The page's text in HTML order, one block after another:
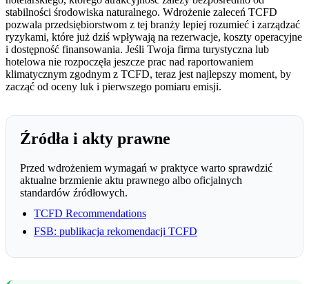
stabilności środowiska naturalnego. Wdrożenie zaleceń TCFD
pozwala przedsiębiorstwom z tej branży lepiej rozumieć i zarządzać
ryzykami, które już dziś wpływają na rezerwacje, koszty operacyjne
i dostępność finansowania. Jeśli Twoja firma turystyczna lub
hotelowa nie rozpoczęła jeszcze prac nad raportowaniem
klimatycznym zgodnym z TCFD, teraz jest najlepszy moment, by
zacząć od oceny luk i pierwszego pomiaru emisji.
Źródła i akty prawne
Przed wdrożeniem wymagań w praktyce warto sprawdzić
aktualne brzmienie aktu prawnego albo oficjalnych
standardów źródłowych.
TCFD Recommendations
FSB: publikacja rekomendacji TCFD